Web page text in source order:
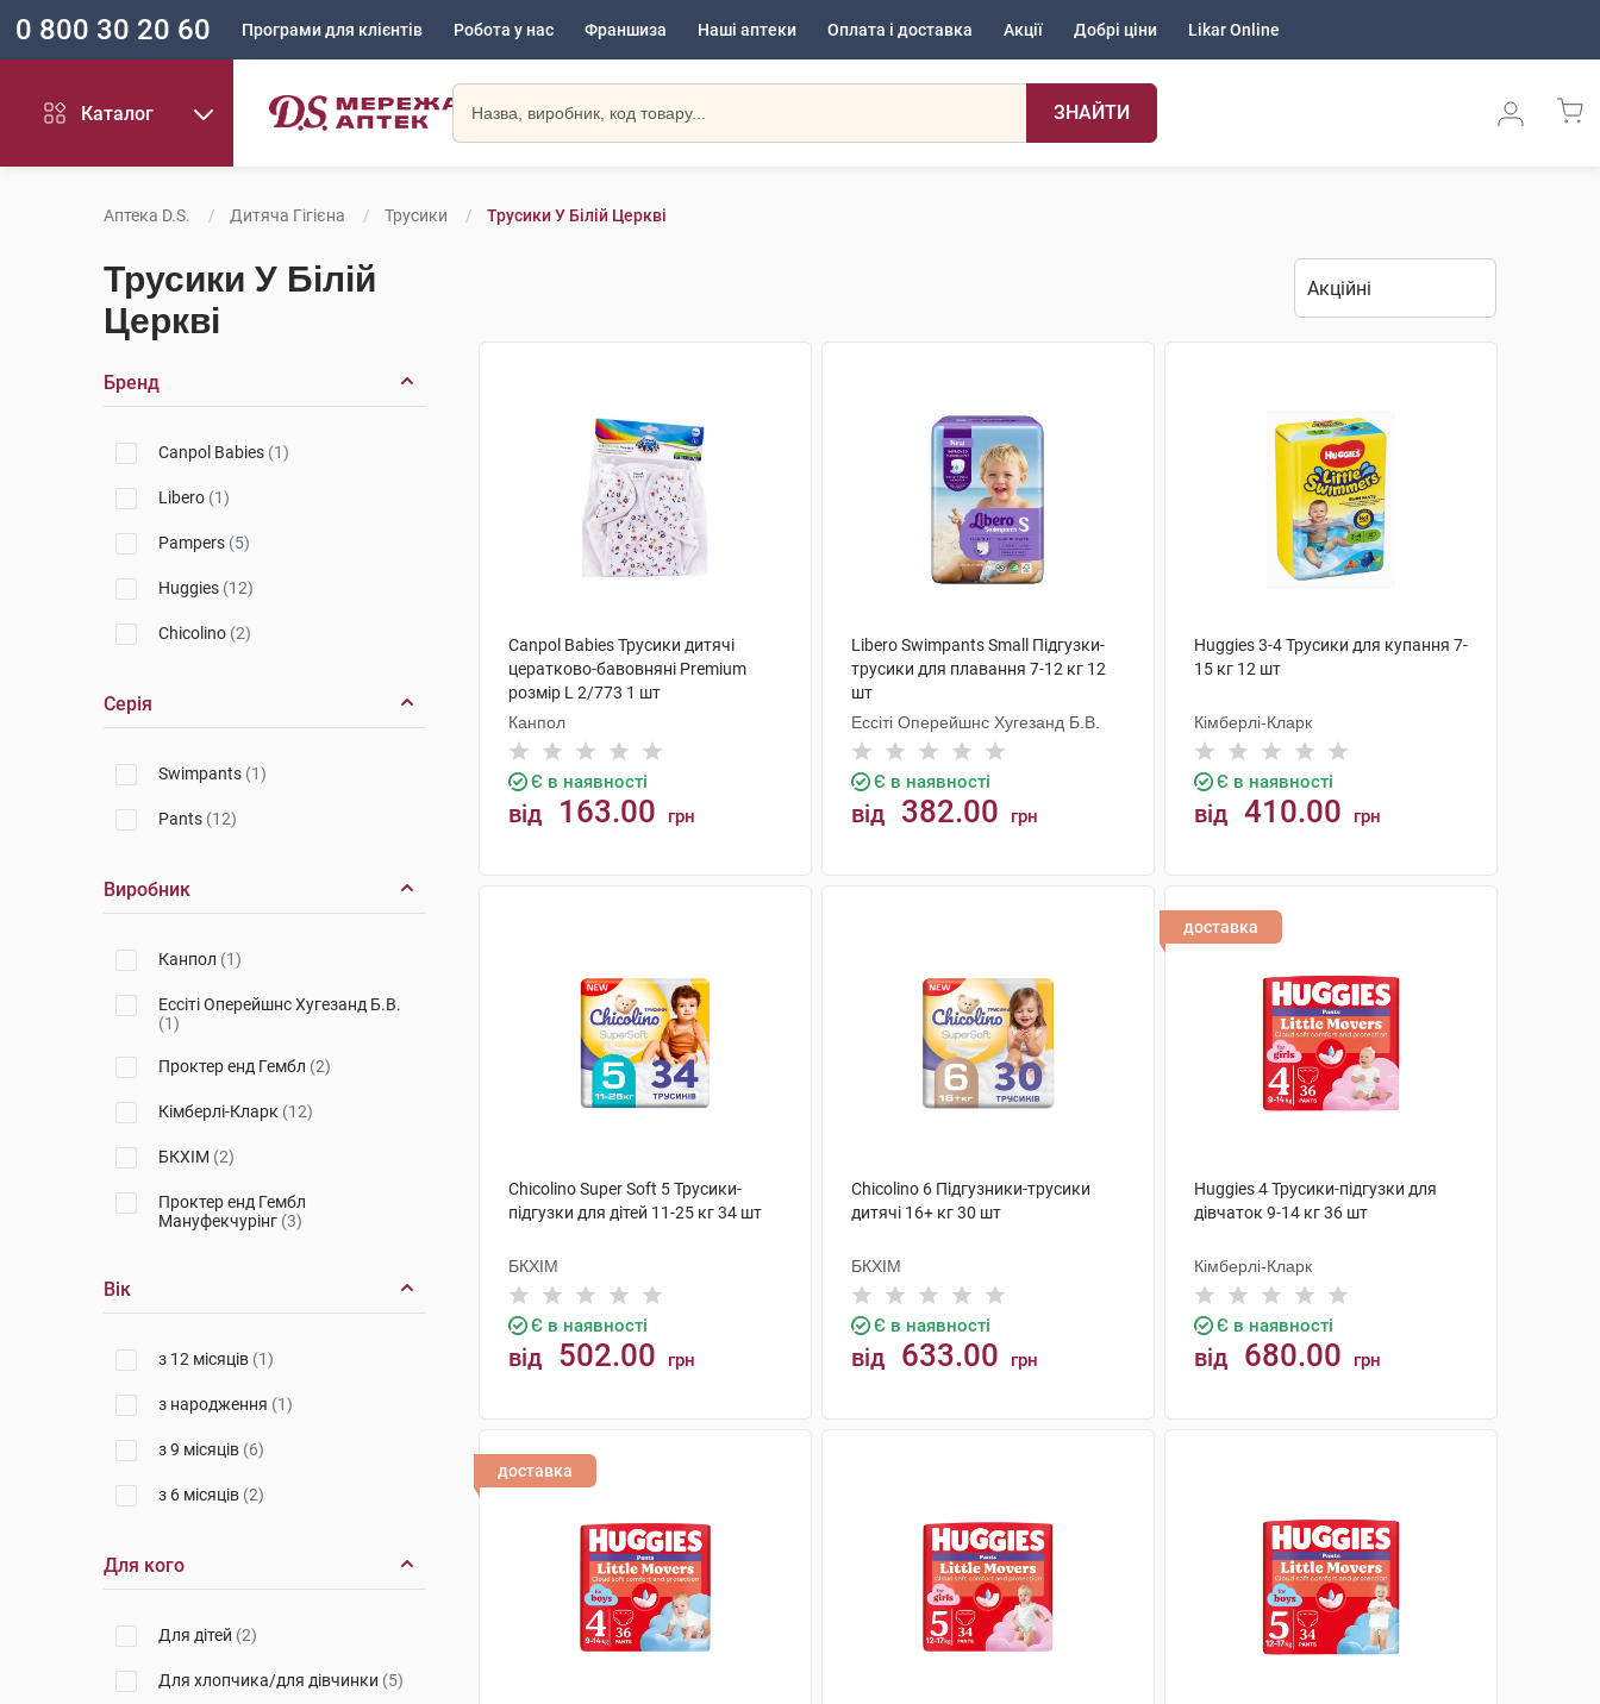
0 800 30 20 60 Програми для клієнтів Робота у нас Франшиза Наші аптеки Оплата і доставка Акції Добрі ціни Likar Online
Каталог ЗНАЙТИ
Аптека D.S. Дитяча Гігієна Трусики Трусики У Білій Церкві
Трусики У Білій
Церкві
Бренд
Canpol Babies (1)
Libero (1)
Pampers (5)
Huggies (12)
Chicolino (2)
Серія
Swimpants (1)
Pants (12)
Виробник
Канпол (1)
Ессіті Оперейшнс Хугезанд Б.В.
(1)
Проктер енд Гембл (2)
Кімберлі-Кларк (12)
БКХІМ (2)
Проктер енд Гембл
Мануфекчурінг (3)
Вік
з 12 місяців (1)
з народження (1)
з 9 місяців (6)
з 6 місяців (2)
Для кого
Для дітей (2)
Для хлопчика/для дівчинки (5)
Canpol Babies Трусики дитячі
цератково-бавовняні Premium
розмір L 2/773 1 шт
Канпол
Є в наявності
від 163.00 грн
Libero Swimpants Small Підгузки-
трусики для плавання 7-12 кг 12
шт
Ессіті Оперейшнс Хугезанд Б.В.
Є в наявності
від 382.00 грн
Huggies 3-4 Трусики для купання 7-
15 кг 12 шт
Кімберлі-Кларк
Є в наявності
від 410.00 грн
Chicolino Super Soft 5 Трусики-
підгузки для дітей 11-25 кг 34 шт
БКХІМ
Є в наявності
від 502.00 грн
Chicolino 6 Підгузники-трусики
дитячі 16+ кг 30 шт
БКХІМ
Є в наявності
від 633.00 грн
доставка
Huggies 4 Трусики-підгузки для
дівчаток 9-14 кг 36 шт
Кімберлі-Кларк
Є в наявності
від 680.00 грн
доставка